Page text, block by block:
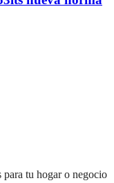
para tu hogar o negocio